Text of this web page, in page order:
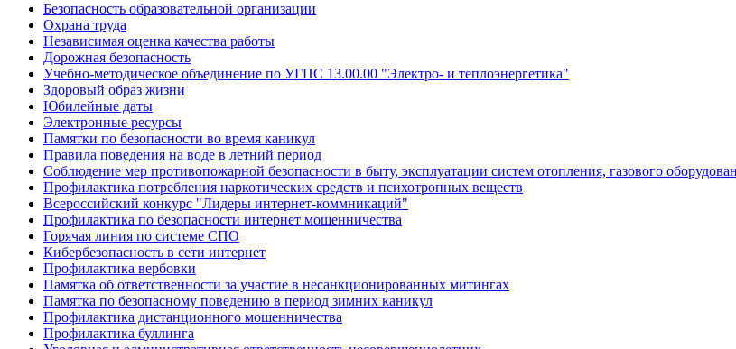
Безопасность образовательной организации
Охрана труда
Независимая оценка качества работы
Дорожная безопасность
Учебно-методическое объединение по УГПС 13.00.00 "Электро- и теплоэнергетика"
Здоровый образ жизни
Юбилейные даты
Электронные ресурсы
Памятки по безопасности во время каникул
Правила поведения на воде в летний период
Соблюдение мер противопожарной безопасности в быту, эксплуатации систем отопления, газового
Профилактика потребления наркотических средств и психотропных веществ
Всероссийский конкурс "Лидеры интернет-коммникаций"
Профилактика по безопасности интернет мошенничества
Горячая линия по системе СПО
Кибербезопасность в сети интернет
Профилактика вербовки
Памятка об ответственности за участие в несанкционированных митингах
Памятка по безопасному поведению в период зимних каникул
Профилактика дистанционного мошенничества
Профилактика буллинга